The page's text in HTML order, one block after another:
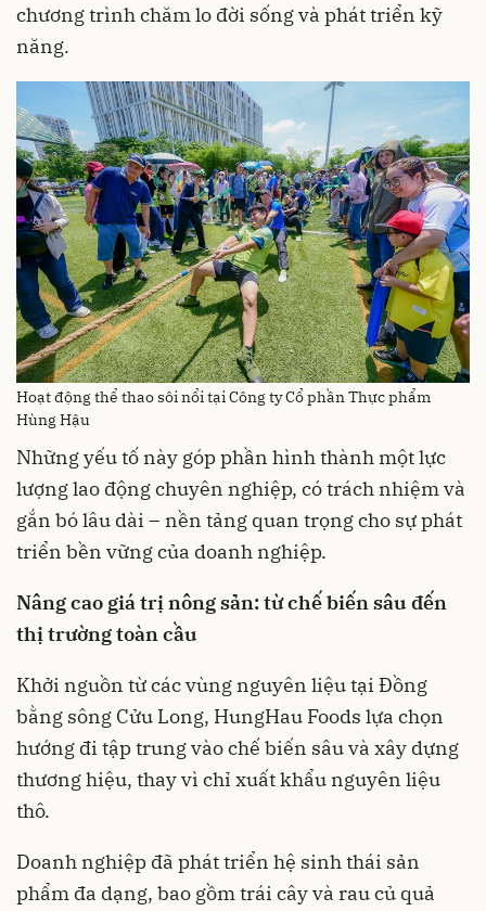
chương trình chăm lo đời sống và phát triển kỹ
năng.
Hoạt động thể thao sôi nổi tại Công ty Cổ phần Thực phẩm
Hùng Hậu
Những yếu tố này góp phần hình thành một lực
lượng lao động chuyên nghiệp, có trách nhiệm và
gắn bó lâu dài – nền tảng quan trọng cho sự phát
triển bền vững của doanh nghiệp.
Nâng cao giá trị nông sản: từ chế biến sâu đến
thị trường toàn cầu
Khởi nguồn từ các vùng nguyên liệu tại Đồng
bằng sông Cửu Long, HungHau Foods lựa chọn
hướng đi tập trung vào chế biến sâu và xây dựng
thương hiệu, thay vì chỉ xuất khẩu nguyên liệu
thô.
Doanh nghiệp đã phát triển hệ sinh thái sản
phẩm đa dạng, bao gồm trái cây và rau củ quả